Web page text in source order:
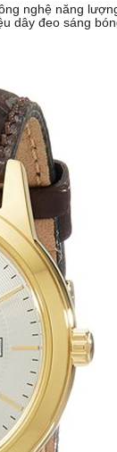
nghệ năng
dây đeo sáng